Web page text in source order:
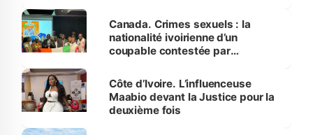
Canada. Crimes sexuels : la
nationalité ivoirienne d’un
coupable contestée par‎
Côte d’Ivoire. L’influenceuse
Maabio devant la Justice pour la
deuxième fois